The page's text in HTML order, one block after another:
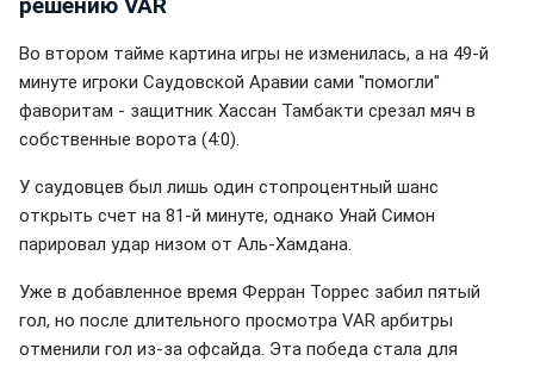
Во втором тайме картина игры не изменилась, а на 49-й
минуте игроки Саудовской Аравии сами "помогли"
фаворитам - защитник Хассан Тамбакти срезал мяч в
собственные ворота (4:0).
У саудовцев был лишь один стопроцентный шанс
открыть счет на 81-й минуте, однако Унай Симон
парировал удар низом от Аль-Хамдана.
Уже в добавленное время Ферран Торрес забил пятый
гол, но после длительного просмотра VAR арбитры
отменили гол из-за офсайда. Эта победа стала для